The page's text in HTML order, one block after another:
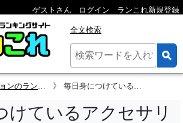
ゲストさん ログイン ランこれ新規登録
全文検索
のランキング 毎日身につけているアクセサリーの種類は？
けているアクセサリ